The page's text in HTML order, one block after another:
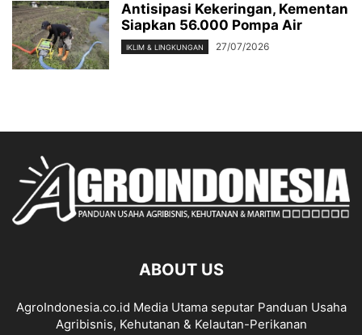
Antisipasi Kekeringan, Kementan
Siapkan 56.000 Pompa Air
IKLIM & LINGKUNGAN 27/07/2026
ABOUT US
AgroIndonesia.co.id Media Utama seputar Panduan Usaha
Agribisnis, Kehutanan & Kelautan-Perikanan